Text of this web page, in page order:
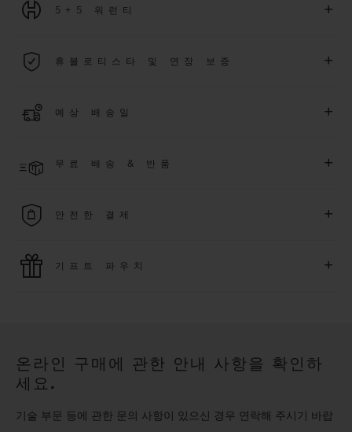
5+5 워런티 +
용됩니다.휴블로티스타 및 연장 보증 +
에 대해5 년 추가 워런티 혜택
또한 다양
더 알아보기
예상 배송일 +
다. *재고 상황에 따라 달라질 수 있습니다*.
무료 배송 & 반품 +
을 누려보세요
안전한 결제 +
모든 제품은 빠르고 안전하게 결제가 가능하며, 개인정보를 안
기프트 파우치 +
온라인 구매에 관한 안내 사항을 확인하
세요.
기술 부문 등에 관한 문의 사항이 있으신 경우 연락해 주시기 바랍